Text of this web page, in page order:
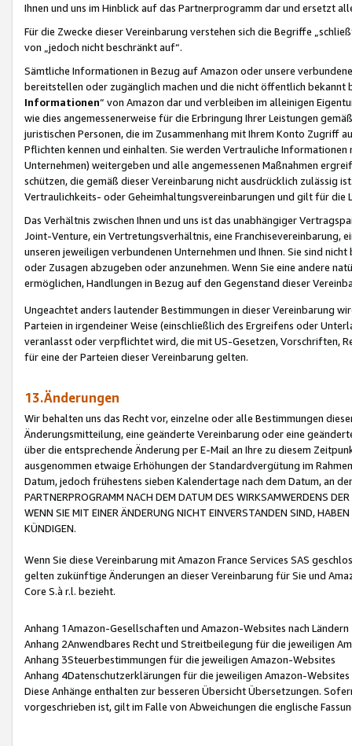
Ihnen und uns im Hinblick auf das Partnerprogramm dar und ersetzt
Für die Zwecke dieser Vereinbarung verstehen sich die Begriffe
von „jedoch nicht beschränkt auf“.
Sämtliche Informationen in Bezug auf Amazon oder unsere
bereitstellen oder zugänglich machen und die nicht öffentlich
Informationen“ von Amazon dar und verbleiben im alleinigen
wie dies angemessenerweise für die Erbringung Ihrer Leistungen
juristischen Personen, die im Zusammenhang mit Ihrem Konto
Pflichten kennen und einhalten. Sie werden Vertrauliche
Unternehmen) weitergeben und alle angemessenen Maßnahmen
schützen, die gemäß dieser Vereinbarung nicht ausdrücklich zulässig
Vertraulichkeits- oder Geheimhaltungsvereinbarungen und gilt für die
Das Verhältnis zwischen Ihnen und uns ist das unabhängiger
Joint-Venture, ein Vertretungsverhältnis, eine Franchisevereinbarung,
unseren jeweiligen verbundenen Unternehmen und Ihnen. Sie sind
oder Zusagen abzugeben oder anzunehmen. Wenn Sie eine andere
ermöglichen, Handlungen in Bezug auf den Gegenstand dieser
Ungeachtet anders lautender Bestimmungen in dieser Vereinbarung
Parteien in irgendeiner Weise (einschließlich des Ergreifens oder
veranlasst oder verpflichtet wird, die mit US-Gesetzen, Vorschriften,
für eine der Parteien dieser Vereinbarung gelten.
13.Änderungen
Wir behalten uns das Recht vor, einzelne oder alle Bestimmungen
Änderungsmitteilung, eine geänderte Vereinbarung oder eine
über die entsprechende Änderung per E-Mail an Ihre zu diesem
ausgenommen etwaige Erhöhungen der Standardvergütung im
Datum, jedoch frühestens sieben Kalendertage nach dem Datum, an
PARTNERPROGRAMM NACH DEM DATUM DES WIRKSAMWERDENS
WENN SIE MIT EINER ÄNDERUNG NICHT EINVERSTANDEN SIND,
KÜNDIGEN.
Wenn Sie diese Vereinbarung mit Amazon France Services SAS
gelten zukünftige Änderungen an dieser Vereinbarung für Sie und
Core S.à r.l. bezieht.
Anhang 1Amazon-Gesellschaften und Amazon-Websites nach Ländern
Anhang 2Anwendbares Recht und Streitbeilegung für die jeweiligen
Anhang 3Steuerbestimmungen für die jeweiligen Amazon-Websites
Anhang 4Datenschutzerklärungen für die jeweiligen Amazon-Websites
Diese Anhänge enthalten zur besseren Übersicht Übersetzungen.
vorgeschrieben ist, gilt im Falle von Abweichungen die englische